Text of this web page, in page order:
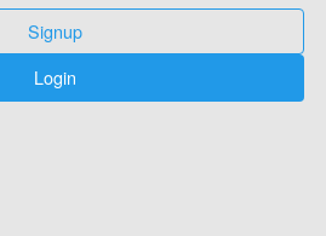
Signup
Login